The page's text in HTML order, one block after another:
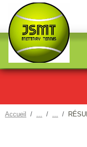
Accueil
Panneau de gestion des